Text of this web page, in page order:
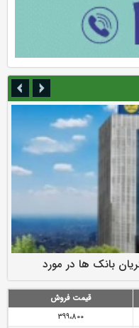
اقدامات مدیرعامل بیمه
بانک ها در مورد
قیمت فروش
399،800